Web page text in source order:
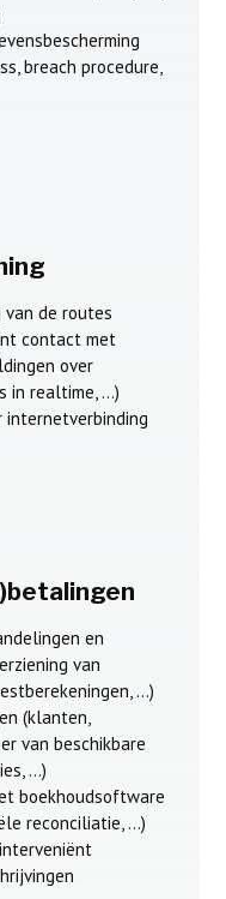
breach procedure,
van de routes
contact met
over
in realtime, …)
internetverbinding
en
van
…)
(klanten,
van beschikbare
…)
boekhoudsoftware
reconciliatie, …)